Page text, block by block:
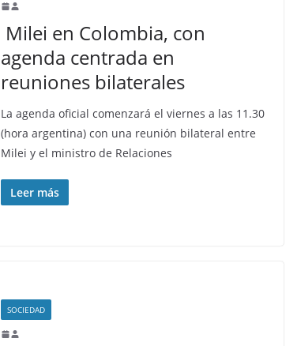
Milei en Colombia, con
agenda centrada en
reuniones bilaterales
La agenda oficial comenzará el viernes a las 11.30
(hora argentina) con una reunión bilateral entre
Milei y el ministro de Relaciones
Leer más
SOCIEDAD